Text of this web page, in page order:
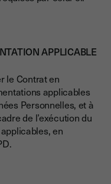
APPLICABLE
le Contrat en
applicables
Personnelles, et à
de l’exécution du
en